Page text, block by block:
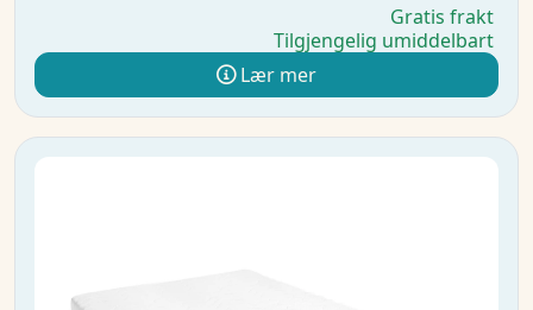
Gratis frakt
Tilgjengelig umiddelbart
Lær mer